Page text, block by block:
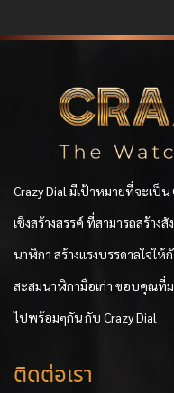
Crazy Dial มีเป้าหมายที่จะเป็น
เชิงสร้างสรรค์ ที่สามารถสร้าง
นาฬิกา สร้างแรงบรรดาลใจ
สะสมนาฬิกามือเก่า ขอบคุณที่
ไปพร้อมๆกัน กับ Crazy Dial
ติดต่อเรา